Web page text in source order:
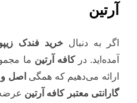
آرتین
اگر به دنبال خرید فندک
آمده‌اید. درکافه آرتین ما
ارائه می‌دهیم که همگی اصل و
گارانتی معتبر کافه آرتین